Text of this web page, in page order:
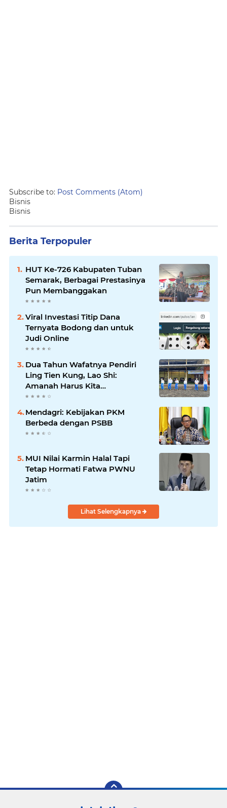
Subscribe to: Post Comments (Atom)
Bisnis
Bisnis
Berita Terpopuler
HUT Ke-726 Kabupaten Tuban
Semarak, Berbagai Prestasinya
Pun Membanggakan
Viral Investasi Titip Dana
Ternyata Bodong dan untuk
Judi Online
Dua Tahun Wafatnya Pendiri
Ling Tien Kung, Lao Shi:
Amanah Harus Kita
Laksanakan!
Mendagri: Kebijakan PKM
Berbeda dengan PSBB
MUI Nilai Karmin Halal Tapi
Tetap Hormati Fatwa PWNU
Jatim
Lihat Selengkapnya